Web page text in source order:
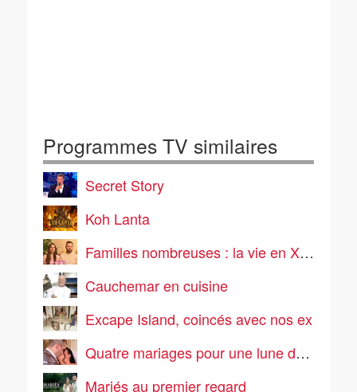
Programmes TV similaires
Secret Story
Koh Lanta
Familles nombreuses : la vie en XXL
Cauchemar en cuisine
Excape Island, coincés avec nos ex
Quatre mariages pour une lune de miel
Mariés au premier regard